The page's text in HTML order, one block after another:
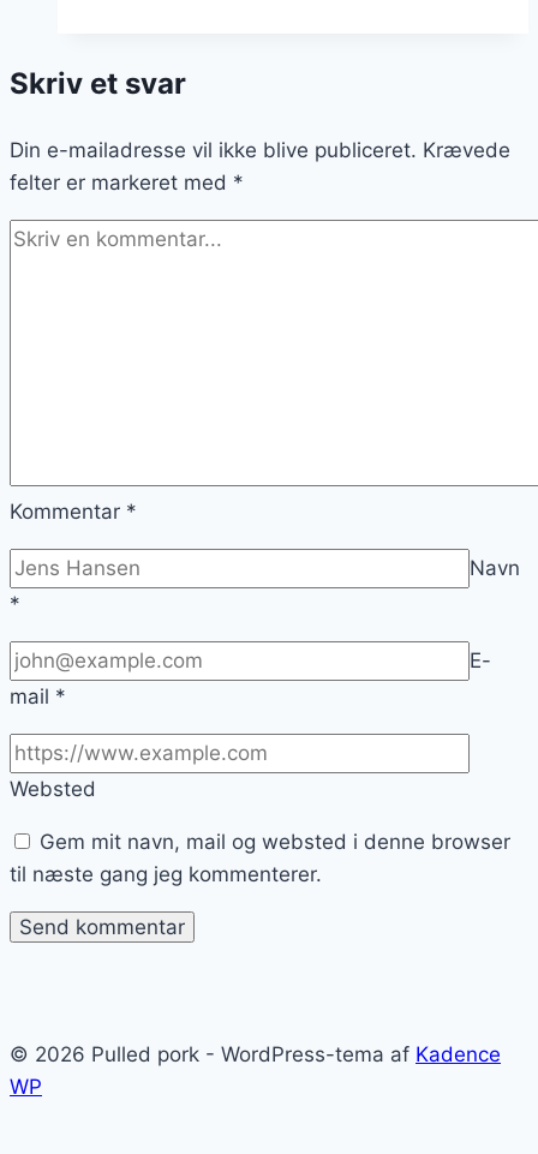
vil
dine
gæster
Skriv et svar
Din e-mailadresse vil ikke blive publiceret. Krævede
felter er markeret med *
Kommentar *
Navn
*
E-
mail *
Websted
Gem mit navn, mail og websted i denne browser
til næste gang jeg kommenterer.
© 2026 Pulled pork - WordPress-tema af Kadence
WP